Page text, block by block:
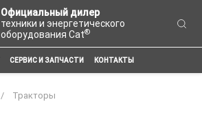
Официальный дилер
техники и энергетического
оборудования Cat®
СЕРВИС И ЗАПЧАСТИ КОНТАКТЫ
Тракторы